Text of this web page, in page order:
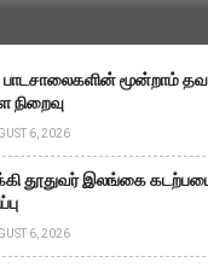
மூன்றாம்
நிறைவு
6, 2026
தூதுவர் இலங்கை
6, 2026